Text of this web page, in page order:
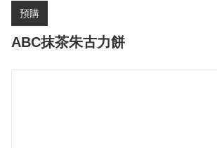
預購
ABC抹茶朱古力餅